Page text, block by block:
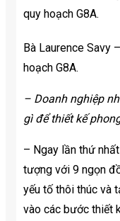
Bà Laurence Savy
hoạch G8A.
– Doanh nghiệp
gì để thiết kế
– Ngay lần thứ
tượng với 9 ngọn
yếu tố thôi thúc và
vào các bước thiết